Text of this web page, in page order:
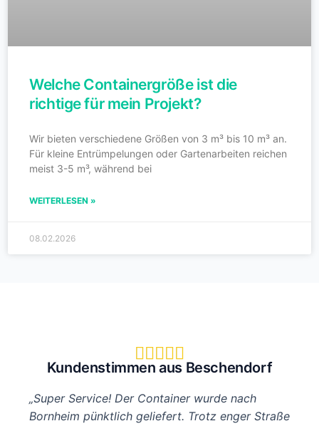
Welche Containergröße ist die
richtige für mein Projekt?
Wir bieten verschiedene Größen von 3 m³ bis 10 m³ an.
Für kleine Entrümpelungen oder Gartenarbeiten reichen
meist 3-5 m³, während bei
WEITERLESEN »
08.02.2026
    
Kundenstimmen aus Beschendorf
„Super Service! Der Container wurde nach
Bornheim pünktlich geliefert. Trotz enger Straße